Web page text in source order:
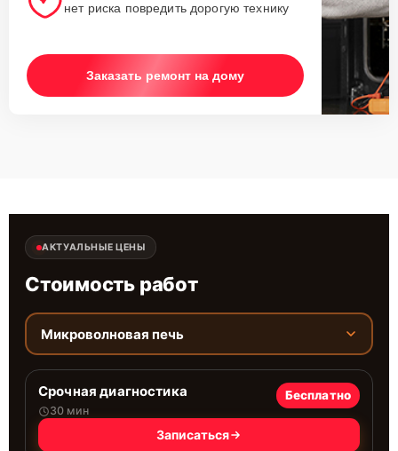
нет риска повредить дорогую технику
Заказать ремонт на дому
АКТУАЛЬНЫЕ ЦЕНЫ
Стоимость работ
Микроволновая печь
Срочная диагностика
30 мин
Бесплатно
Записаться